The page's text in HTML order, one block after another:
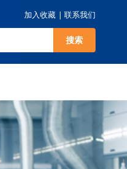
加入收藏 联系我们
搜索